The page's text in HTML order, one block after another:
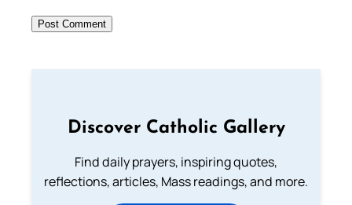
Discover Catholic Gallery
Find daily prayers, inspiring quotes,
reflections, articles, Mass readings, and more.